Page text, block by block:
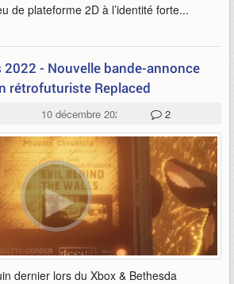
de plateforme 2D à l’identité forte...
2022 - Nouvelle bande-annonce
rétrofuturiste Replaced
10 décembre 2022 2
dernier lors du Xbox & Bethesda